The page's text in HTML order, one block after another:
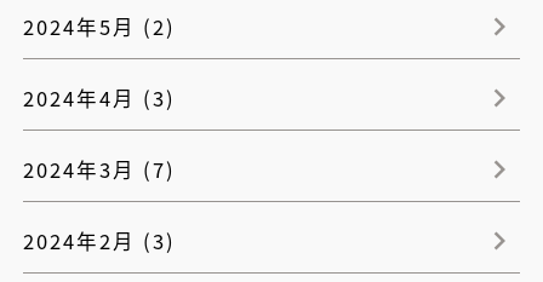
2024年5月 (2)
2024年4月 (3)
2024年3月 (7)
2024年2月 (3)